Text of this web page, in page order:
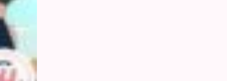
28/06/2026
28/06/2026
28/06/2026